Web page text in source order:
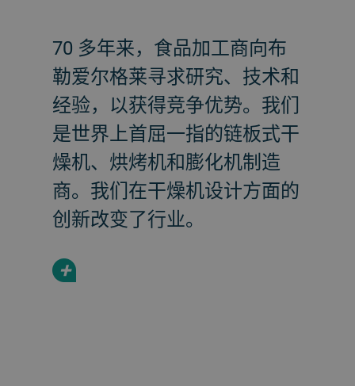
70 多年来，食品加工商向布
勒爱尔格莱寻求研究、技术和
经验，以获得竞争优势。我们
是世界上首屈一指的链板式干
燥机、烘烤机和膨化机制造
商。我们在干燥机设计方面的
创新改变了行业。
+